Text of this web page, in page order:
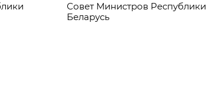
Совет Министров Республики
Беларусь